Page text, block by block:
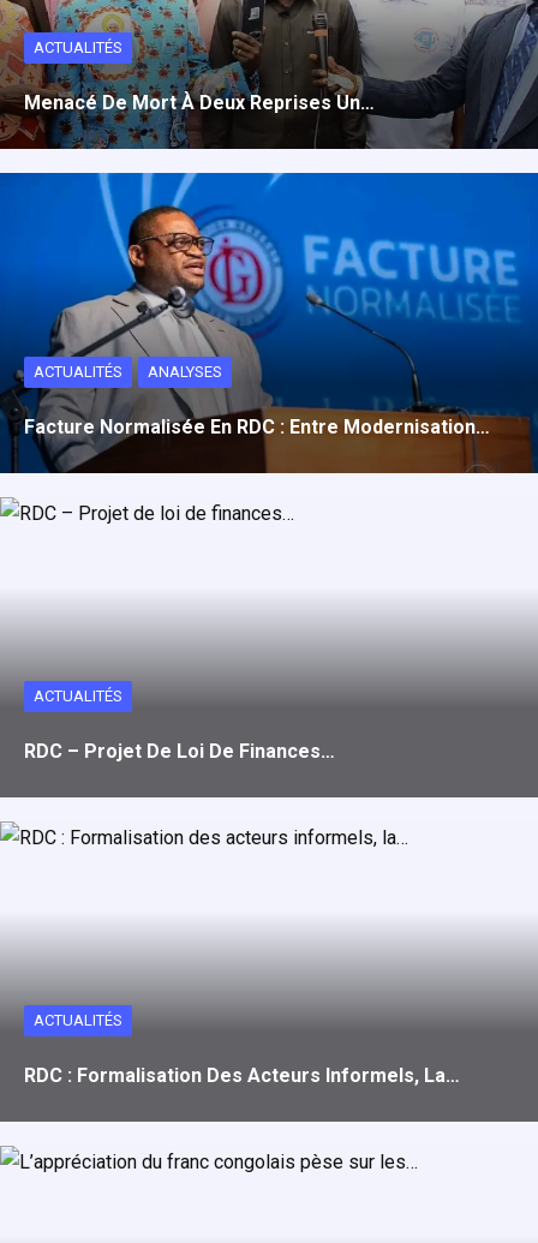
ACTUALITÉS
Menacé De Mort À Deux Reprises Un…
ACTUALITÉS ANALYSES
Facture Normalisée En RDC : Entre Modernisation…
ACTUALITÉS
RDC – Projet De Loi De Finances…
ACTUALITÉS
RDC : Formalisation Des Acteurs Informels, La…